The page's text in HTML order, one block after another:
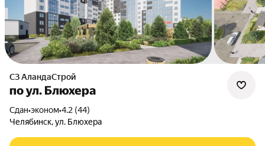
СЗ АландаСтрой
по ул. Блюхера
Сдан•эконом•4.2 (44)
Челябинск, ул. Блюхера